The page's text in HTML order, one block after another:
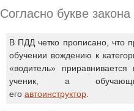
Согласно букве закона
В ПДД четко прописано, что
обучении вождению к
«водитель» приравнивается
ученик, а
его автоинструктор